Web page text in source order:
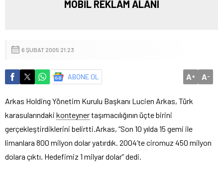
MOBİL REKLAM ALANI
6 ŞUBAT 2005 21:23
ABONE OL A+ A-
Arkas Holding Yönetim Kurulu Başkanı Lucien Arkas, Türk
karasularındaki konteynertaşımacılığının üçte birini
gerçekleştirdiklerini belirtti. Arkas, “Son 10 yılda 15 gemi ile
limanlara 800 milyon dolar yatırdık. 2004’te ciromuz 450 milyon
dolara çıktı. Hedefimiz 1 milyar dolar” dedi.